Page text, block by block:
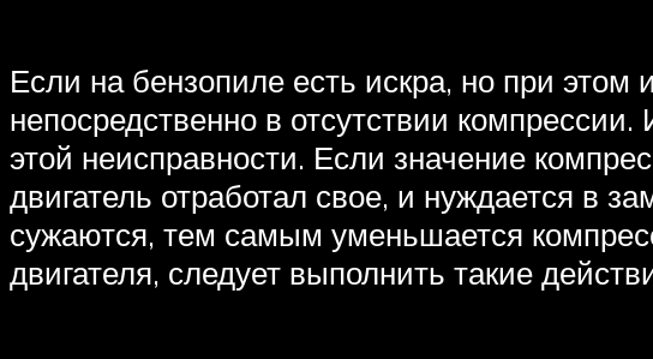
Если на бензопиле есть искра, но при этом
непосредственно в отсутствии
этой неисправности. Если значение
двигатель отработал свое, и нуждается в
сужаются, тем самым уменьшается
двигателя, следует выполнить такие